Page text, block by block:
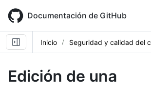
main
content
Documentación de GitHub
Inicio Seguridad y calidad del
Edición de una